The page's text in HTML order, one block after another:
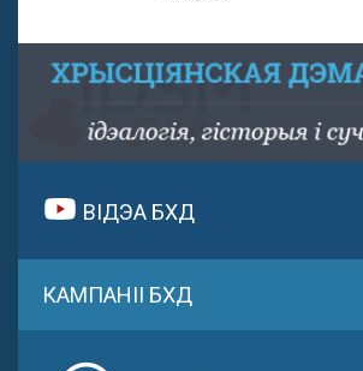
ВІДЭА БХД
КАМПАНІІ БХД